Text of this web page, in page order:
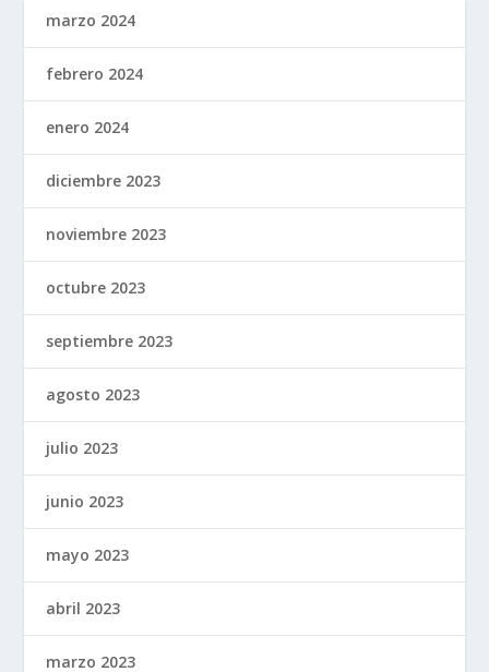
marzo 2024
febrero 2024
enero 2024
diciembre 2023
noviembre 2023
octubre 2023
septiembre 2023
agosto 2023
julio 2023
junio 2023
mayo 2023
abril 2023
marzo 2023